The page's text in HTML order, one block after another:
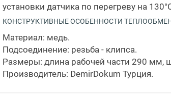
установки датчика по перегреву на
КОНСТРУКТИВНЫЕ ОСОБЕННОСТИ
Материал: медь.
Подсоединение: резьба - клипса.
Размеры: длина рабочей части 290 мм,
Производитель: DemirDokum Турция.